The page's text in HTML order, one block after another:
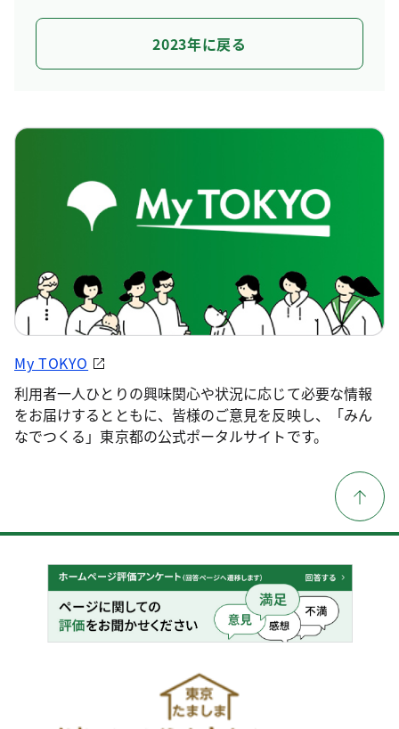
2023年に戻る
My TOKYO
利用者一人ひとりの興味関心や状況に応じて必要な情報
をお届けするとともに、皆様のご意見を反映し、「みん
なでつくる」東京都の公式ポータルサイトです。